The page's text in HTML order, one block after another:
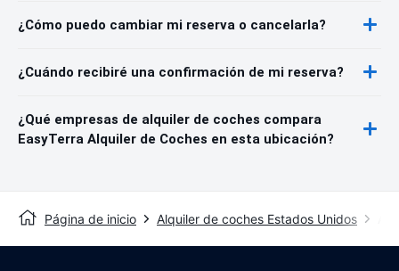
¿Cómo puedo cambiar mi reserva o cancelarla?
¿Cuándo recibiré una confirmación de mi reserva?
¿Qué empresas de alquiler de coches compara
EasyTerra Alquiler de Coches en esta ubicación?
Página de inicio Alquiler de coches Estados Unidos